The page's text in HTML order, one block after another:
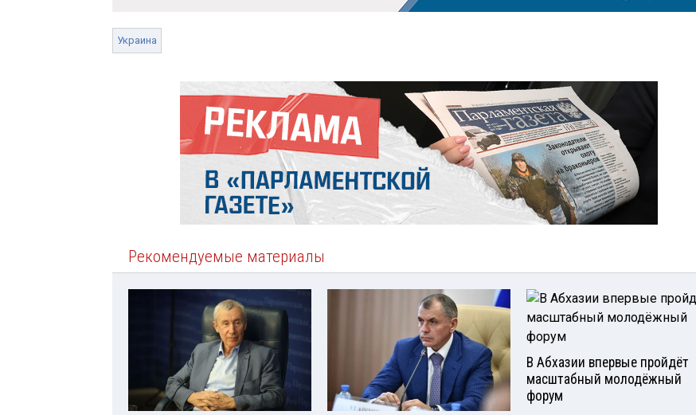
Украина
Рекомендуемые материалы
В Абхазии впервые пройдёт
масштабный молодёжный
форум